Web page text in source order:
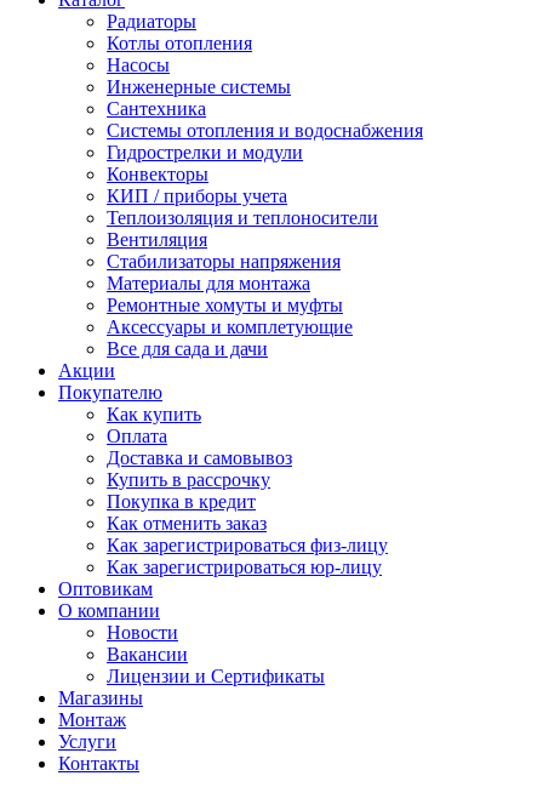
Радиаторы
Котлы отопления
Насосы
Инженерные системы
Сантехника
Системы отопления и водоснабжения
Гидрострелки и модули
Конвекторы
КИП / приборы учета
Теплоизоляция и теплоносители
Вентиляция
Стабилизаторы напряжения
Материалы для монтажа
Ремонтные хомуты и муфты
Аксессуары и комплетующие
Все для сада и дачи
Акции
Покупателю
Как купить
Оплата
Доставка и самовывоз
Купить в рассрочку
Покупка в кредит
Как отменить заказ
Как зарегистрироваться физ-лицу
Как зарегистрироваться юр-лицу
Оптовикам
О компании
Новости
Вакансии
Лицензии и Сертификаты
Магазины
Монтаж
Услуги
Контакты